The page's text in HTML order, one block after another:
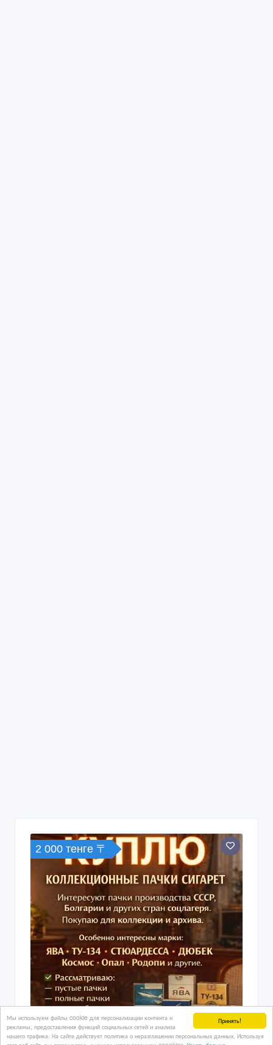
Принять!
Мы используем файлы cookie для персонализации контента и
рекламы, предоставления функций социальных сетей и анализа
нашего трафика. На сайте действует политика о неразглашении персональных данных. Используя
2 000 тенге 〒